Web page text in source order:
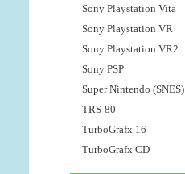
Sony Playstation Vita
Sony Playstation VR
Sony Playstation VR2
Sony PSP
Super Nintendo (SNES)
TRS-80
TurboGrafx 16
TurboGrafx CD